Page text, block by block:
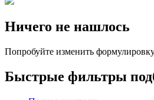
Ничего не нашлось
Попробуйте изменить
Быстрые фильтры